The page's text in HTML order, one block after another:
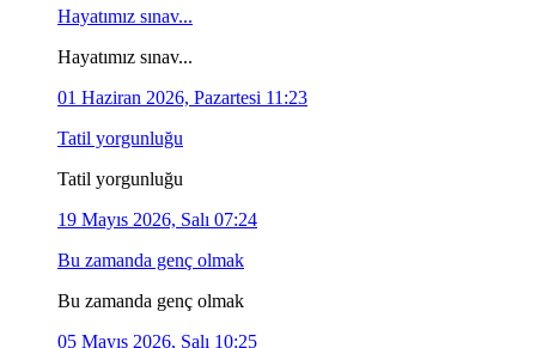
Hayatımız sınav...
Hayatımız sınav...
01 Haziran 2026, Pazartesi 11:23
Tatil yorgunluğu
Tatil yorgunluğu
19 Mayıs 2026, Salı 07:24
Bu zamanda genç olmak
Bu zamanda genç olmak
05 Mayıs 2026, Salı 10:25